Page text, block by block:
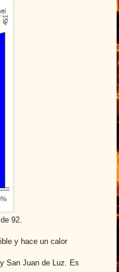
92.
y hace un calor
San Juan de Luz. Es